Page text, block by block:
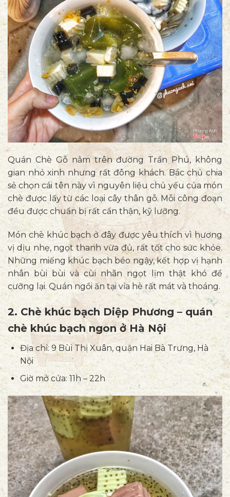
Quán Chè Gỗ nằm trên đường Trần Phú, không
gian nhỏ xinh nhưng rất đông khách. Bác chủ chia
sẻ chọn cái tên này vì nguyên liệu chủ yếu của món
chè được lấy từ các loại cây thân gỗ. Mỗi công đoạn
đều được chuẩn bị rất cẩn thận, kỹ lưỡng.
Món chè khúc bạch ở đây được yêu thích vì hương
vị dịu nhẹ, ngọt thanh vừa đủ, rất tốt cho sức khỏe.
Những miếng khúc bạch béo ngậy, kết hợp vị hạnh
nhân bùi bùi và cùi nhãn ngọt lịm thật khó để
cưỡng lại. Quán ngồi ăn tại vỉa hè rất mát và thoáng.
2. Chè khúc bạch Diệp Phương – quán
chè khúc bạch ngon ở Hà Nội
Địa chỉ: 9 Bùi Thị Xuân, quận Hai Bà Trưng, Hà
Nội
Giờ mở cửa: 11h – 22h